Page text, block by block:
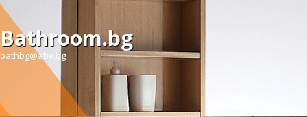
Bathroom.bg
bathbg@abv.bg